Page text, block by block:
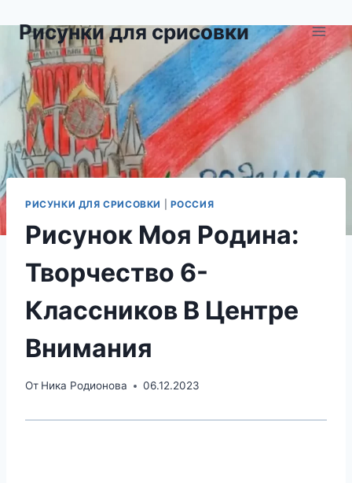
содержимому
Рисунки для срисовки
РИСУНКИ ДЛЯ СРИСОВКИ РОССИЯ
Рисунок Моя Родина:
Творчество 6-
Классников В Центре
Внимания
От Ника Родионова 06.12.2023